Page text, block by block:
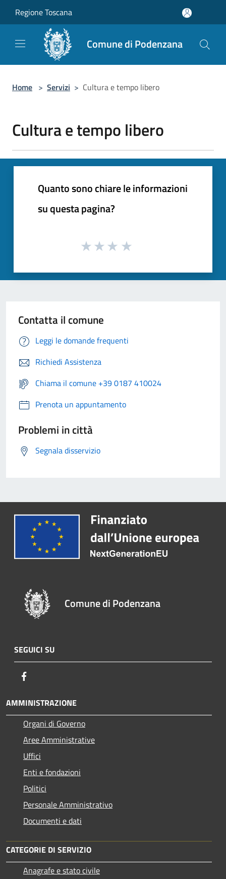
Regione Toscana
Comune di Podenzana
Home > Servizi > Cultura e tempo libero
Cultura e tempo libero
Quanto sono chiare le informazioni
su questa pagina?
Contatta il comune
Leggi le domande frequenti
Richiedi Assistenza
Chiama il comune +39 0187 410024
Prenota un appuntamento
Problemi in città
Segnala disservizio
Comune di Podenzana
SEGUICI SU
AMMINISTRAZIONE
Organi di Governo
Aree Amministrative
Uffici
Enti e fondazioni
Politici
Personale Amministrativo
Documenti e dati
CATEGORIE DI SERVIZIO
Anagrafe e stato civile